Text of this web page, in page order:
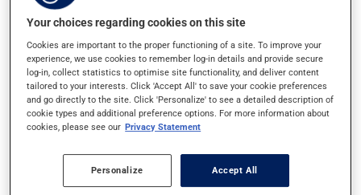
l'occasion entraîner certains effets indésirables (effets
secondaires), notamment :
il peut irriter localement lors de l'utilisation.
Chaque personne peut réagir différemment à un
traitement. Si vous croyez que ce produit est la cause
d'un problème qui vous incommode, qu'il soit
mentionné ici ou non, discutez-en avec votre médecin
déterminer si votre traitement en est effectivement la
Your choices regarding cookies on this site
Cookies are important to the proper functioning of a site. To improve your
experience, we use cookies to remember log-in details and provide secure
log-in, collect statistics to optimise site functionality, and deliver content
tailored to your interests. Click 'Accept All' to save your cookie preferences
and go directly to the site. Click 'Personalize' to see a detailed description of
cookie types and additional preference options. For more information about
cookies, please see our Privacy Statement
Personalize Accept All